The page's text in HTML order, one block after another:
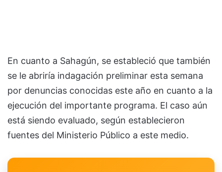
En cuanto a Sahagún, se estableció que también
se le abriría indagación preliminar esta semana
por denuncias conocidas este año en cuanto a la
ejecución del importante programa. El caso aún
está siendo evaluado, según establecieron
fuentes del Ministerio Público a este medio.